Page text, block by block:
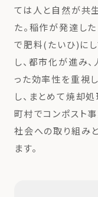
ては人と自然が共
た。稲作が発達し
で肥料(たいひ)にし
し、都市化が進み
った効率性を重視
し、まとめて焼却
町村でコンポスト
社会への取り組み
ます。